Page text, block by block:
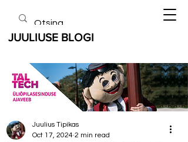
JUULIUSE BLOGI
Juulius Tipikas
Oct 17, 2024 2 min read